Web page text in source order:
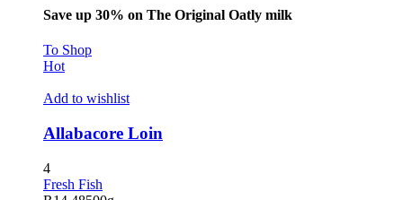
Save up 30% on The Original Oatly milk
To Shop
Hot
Add to wishlist
Allabacore Loin
4
Fresh Fish